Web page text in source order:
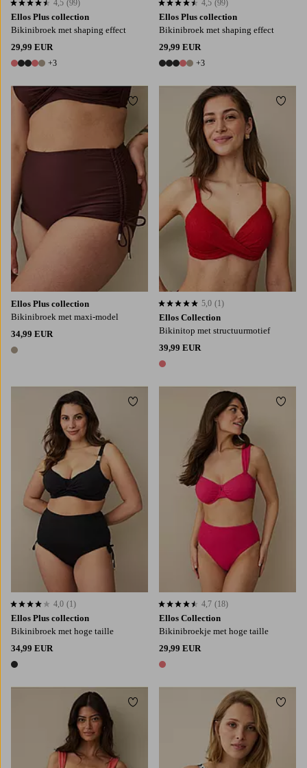
Ellos Plus collection
Bikinibroek met shaping effect
29,99 EUR
8 kleuren
+3
4,5 op basis van 99 beoordelingen
4,5 (99)
Ellos Plus collection
Bikinibroek met shaping effect
29,99 EUR
8 kleuren
+3
4,5 op basis van 99 beoordelingen
4,5 (99)
Ellos Plus collection
Bikinibroek met maxi-model
34,99 EUR
1 kleur
Toevoegen aan favorieten
Ellos Collection
Bikinitop met structuurmotief
39,99 EUR
1 kleur
5,0 op basis van 1 beoordelingen
5,0 (1)
Ellos Plus collection
Bikinibroek met hoge taille
34,99 EUR
1 kleur
4,0 op basis van 1 beoordelingen
4,0 (1)
Toevoegen aan favorieten
Ellos Collection
Bikinibroekje met hoge taille
29,99 EUR
1 kleur
4,7 op basis van 18 beoordelingen
4,7 (18)
Toevoegen aan favorieten